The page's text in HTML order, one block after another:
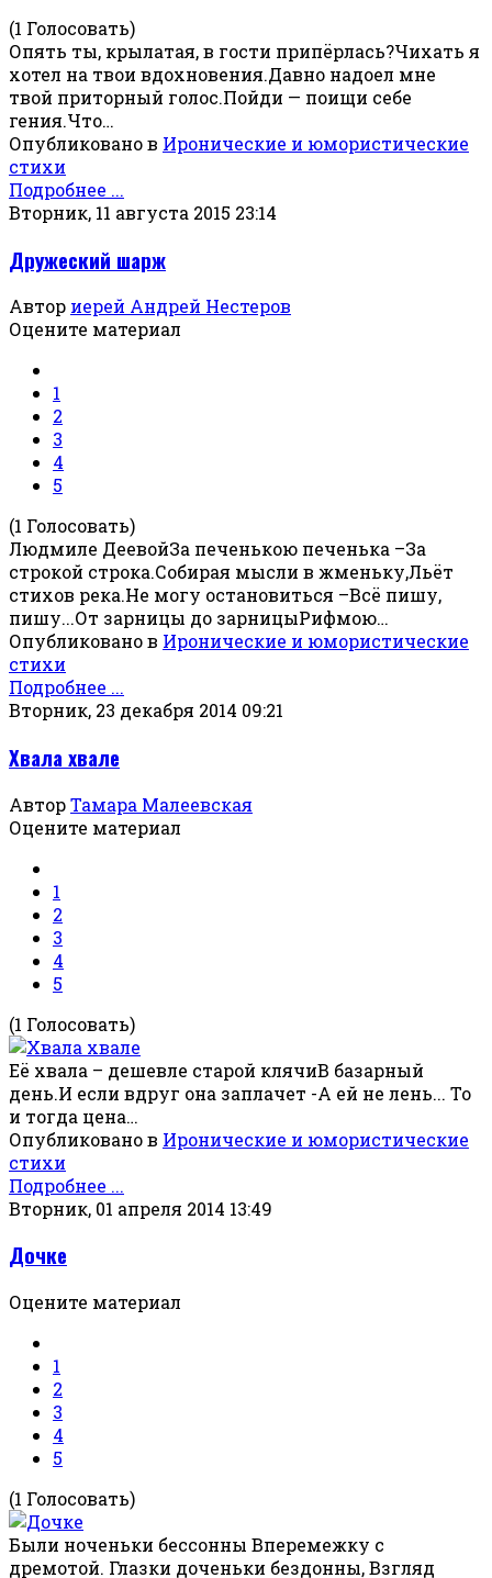
(1 Голосовать)
Опять ты, крылатая, в гости припёрлась?Чихать я
хотел на твои вдохновения.Давно надоел мне
твой приторный голос.Пойди — поищи себе
гения.Что…
Опубликовано в Иронические и юмористические
стихи
Подробнее ...
Вторник, 11 августа 2015 23:14
Дружеский шарж
Автор иерей Андрей Нестеров
Оцените материал
1
2
3
4
5
(1 Голосовать)
Людмиле ДеевойЗа печенькою печенька –За
строкой строка.Собирая мысли в жменьку,Льёт
стихов река.Не могу остановиться –Всё пишу,
пишу...От зарницы до зарницыРифмою…
Опубликовано в Иронические и юмористические
стихи
Подробнее ...
Вторник, 23 декабря 2014 09:21
Хвала хвале
АвторТамара Малеевская
Оцените материал
1
2
3
4
5
(1 Голосовать)
Её хвала – дешевле старой клячиВ базарный
день.И если вдруг она заплачет -А ей не лень... То
и тогда цена…
Опубликовано в Иронические и юмористические
стихи
Подробнее ...
Вторник, 01 апреля 2014 13:49
Дочке
Оцените материал
1
2
3
4
5
(1 Голосовать)
Были ноченьки бессонны Вперемежку с
дремотой. Глазки доченьки бездонны, Взгляд